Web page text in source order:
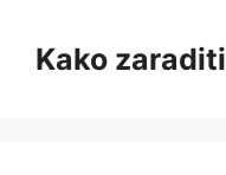
contentKako zaraditi